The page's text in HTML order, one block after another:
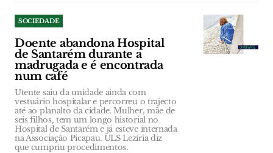
SOCIEDADE
Doente abandona Hospital
de Santarém durante a
madrugada e é encontrada
num café
Utente saiu da unidade ainda com
vestuário hospitalar e percorreu o trajecto
até ao planalto da cidade. Mulher, mãe de
seis filhos, tem um longo historial no
Hospital de Santarém e já esteve internada
na Associação Picapau. ULS Lezíria diz
que cumpriu procedimentos.